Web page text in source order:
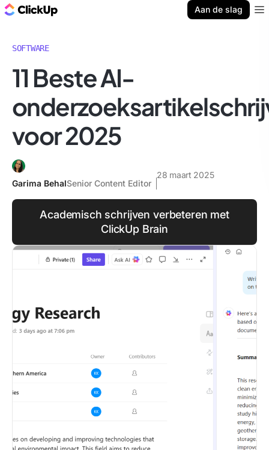
Aan de slag
SOFTWARE
11 Beste AI-
voor 2025
Garima BehalSenior Content Editor
28 maart 2025
Academisch schrijven verbeteren met
ClickUp Brain